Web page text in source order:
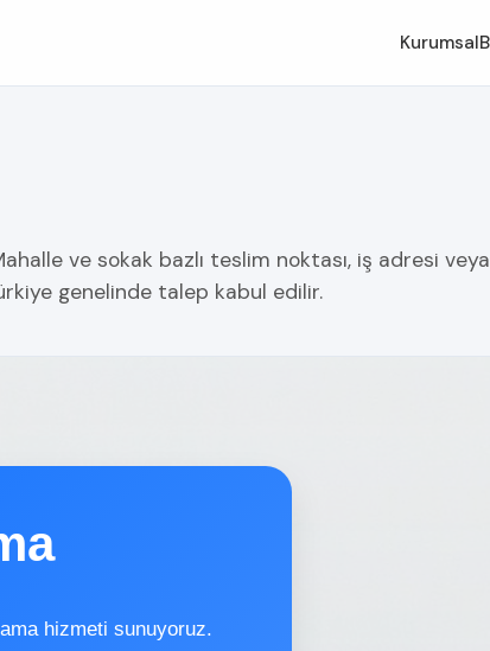
Kurumsal
ve sokak bazlı teslim noktası, iş adresi
genelinde talep kabul edilir.
hizmeti sunuyoruz.